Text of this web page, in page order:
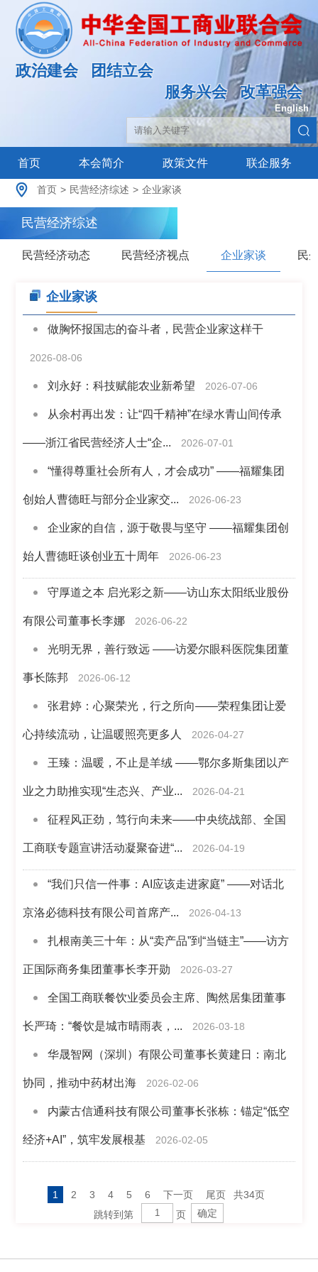
政治建会
团结立会
服务兴会 改革强会
English |
首页 本会简介 政策文件 联企服务
首页 > 民营经济综述 > 企业家谈
民营经济综述
民营经济动态 民营经济视点 企业家谈 民
企业家谈
做胸怀报国志的奋斗者，民营企业家这样干
2026-08-06
刘永好：科技赋能农业新希望 2026-07-06
从余村再出发：让“四千精神”在绿水青山间传承
——浙江省民营经济人士“企... 2026-07-01
“懂得尊重社会所有人，才会成功” ——福耀集团
创始人曹德旺与部分企业家交... 2026-06-23
企业家的自信，源于敬畏与坚守 ——福耀集团创
始人曹德旺谈创业五十周年 2026-06-23
守厚道之本 启光彩之新——访山东太阳纸业股份
有限公司董事长李娜 2026-06-22
光明无界，善行致远 ——访爱尔眼科医院集团董
事长陈邦 2026-06-12
张君婷：心聚荣光，行之所向——荣程集团让爱
心持续流动，让温暖照亮更多人 2026-04-27
王臻：温暖，不止是羊绒 ——鄂尔多斯集团以产
业之力助推实现“生态兴、产业... 2026-04-21
征程风正劲，笃行向未来——中央统战部、全国
工商联专题宣讲活动凝聚奋进“... 2026-04-19
“我们只信一件事：AI应该走进家庭” ——对话北
京洛必德科技有限公司首席产... 2026-04-13
扎根南美三十年：从“卖产品”到“当链主”——访方
正国际商务集团董事长李开勋 2026-03-27
全国工商联餐饮业委员会主席、陶然居集团董事
长严琦：“餐饮是城市晴雨表，... 2026-03-18
华晟智网（深圳）有限公司董事长黄建日：南北
协同，推动中药材出海 2026-02-06
内蒙古信通科技有限公司董事长张栋：锚定“低空
经济+AI”，筑牢发展根基 2026-02-05
1 2 3 4 5 6 下一页 尾页
共34页
跳转到第
页